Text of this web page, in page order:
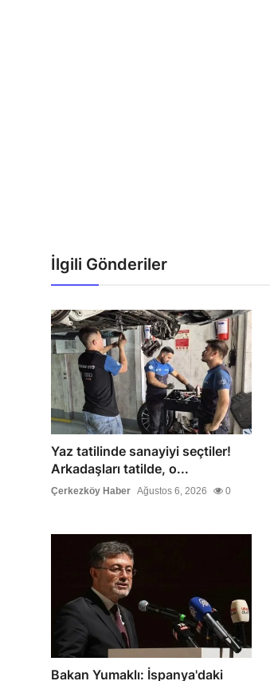
İlgili Gönderiler
Yaz tatilinde sanayiyi seçtiler!
Arkadaşları tatilde, o...
Çerkezköy Haber Ağustos 6, 2026 0
Bakan Yumaklı: İspanya'daki